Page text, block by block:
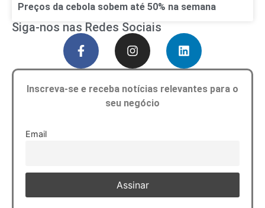
Preços da cebola sobem até 50% na semana
Siga-nos nas Redes Sociais
Inscreva-se e receba notícias relevantes para o
seu negócio
Email